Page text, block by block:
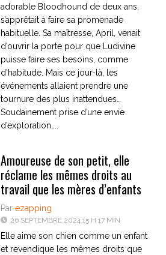
adorable Bloodhound de deux ans,
s’apprêtait à faire sa promenade
habituelle. Sa maîtresse, April, venait
d’ouvrir la porte pour que Ludivine
puisse faire ses besoins, comme
d’habitude. Mais ce jour-là, les
événements allaient prendre une
tournure des plus inattendues…
Soudainement prise d’une envie
d’exploration,...
Amoureuse de son petit, elle
réclame les mêmes droits au
travail que les mères d’enfants
Par ezapping
26 SEPTEMBRE 2024 15 H 17 MIN
Elle aime son chien comme un enfant
et revendique les mêmes droits que